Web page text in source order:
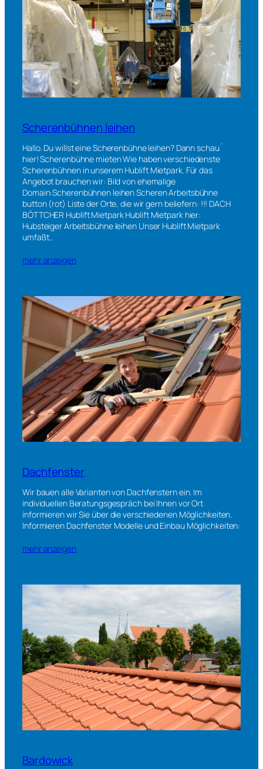
Scherenbühnen leihen
Hallo. Du willst eine Scherenbühne leihen? Dann schau´
hier! Scherenbühne mieten Wie haben verschiedenste
Scherenbühnen in unserem Hublift Mietpark. Für das
Angebot brauchen wir: Bild von ehemalige
Domain:Scherenbühnen leihen Scheren Arbeitsbühne
button (rot) Liste der Orte, die wir gern beliefern: !!! DACH
BÖTTCHER Hublift Mietpark Hublift Mietpark hier:
Hubsteiger Arbeitsbühne leihen Unser Hublift Mietpark
umfaßt…
mehr anzeigen
Dachfenster
Wir bauen alle Varianten von Dachfenstern ein. Im
individuellen Beratungsgespräch bei Ihnen vor Ort
informieren wir Sie über die verschiedenen Möglichkeiten.
Informieren Dachfenster Modelle und Einbau Möglichkeiten:
mehr anzeigen
Bardowick